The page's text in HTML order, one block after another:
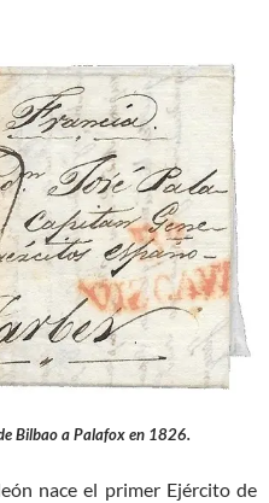
Bilbao a Palafox en 1826.
nace el primer Ejército de